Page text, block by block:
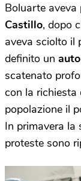
Boluarte aveva
Castillo, dopo
aveva sciolto il
definito un
scatenato
con la richiesta
popolazione il
In primavera la
proteste sono